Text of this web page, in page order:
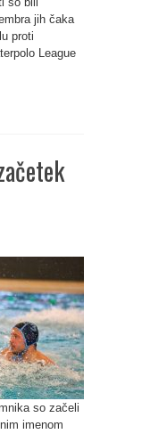
jih čaka
proti
League
so začeli
imenom